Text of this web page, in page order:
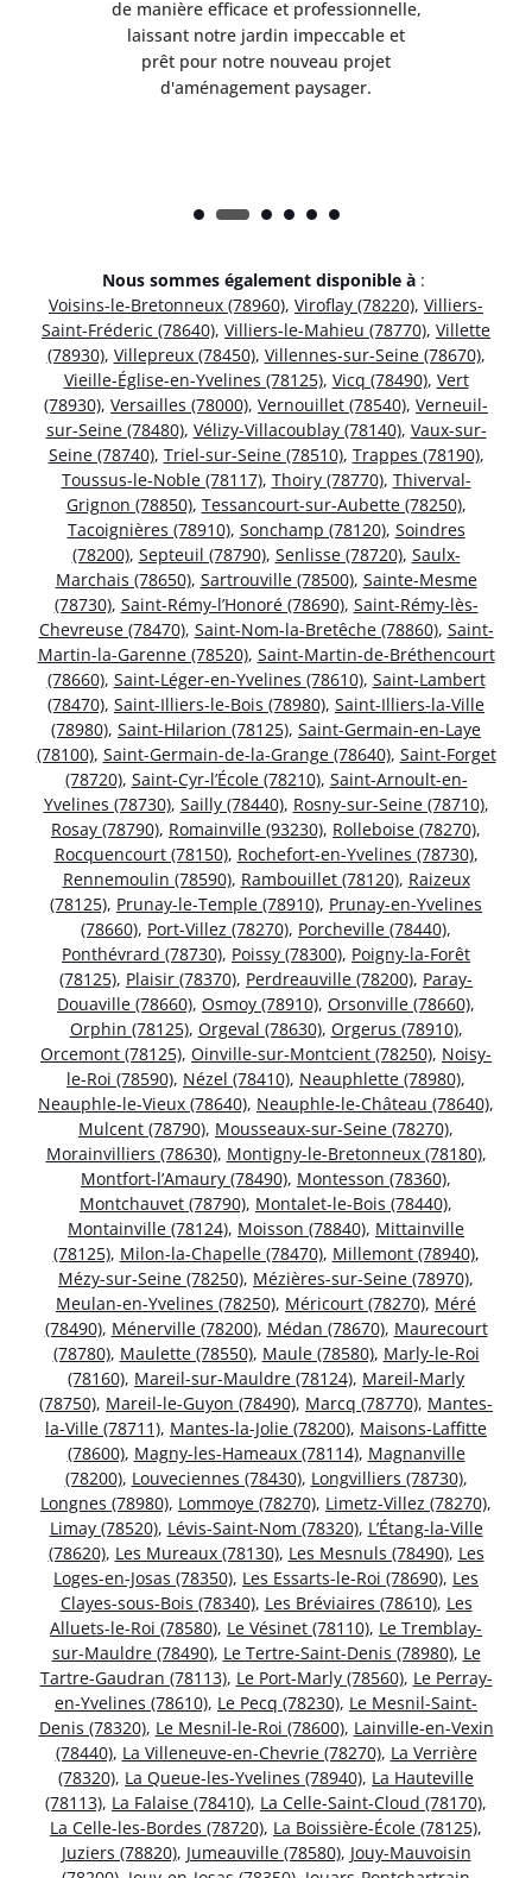
de manière efficace et professionnelle,
laissant notre jardin impeccable et
prêt pour notre nouveau projet
d'aménagement paysager.
Nous sommes également disponible à :
Voisins-le-Bretonneux (78960), Viroflay (78220), Villiers-
Saint-Fréderic (78640), Villiers-le-Mahieu (78770), Villette
(78930), Villepreux (78450), Villennes-sur-Seine (78670),
Vieille-Église-en-Yvelines (78125), Vicq (78490), Vert
(78930), Versailles (78000), Vernouillet (78540), Verneuil-
sur-Seine (78480), Vélizy-Villacoublay (78140), Vaux-sur-
Seine (78740), Triel-sur-Seine (78510), Trappes (78190),
Toussus-le-Noble (78117), Thoiry (78770), Thiverval-
Grignon (78850), Tessancourt-sur-Aubette (78250),
Tacoignières (78910), Sonchamp (78120), Soindres
(78200), Septeuil (78790), Senlisse (78720), Saulx-
Marchais (78650), Sartrouville (78500), Sainte-Mesme
(78730), Saint-Rémy-l’Honoré (78690), Saint-Rémy-lès-
Chevreuse (78470), Saint-Nom-la-Bretêche (78860), Saint-
Martin-la-Garenne (78520), Saint-Martin-de-Bréthencourt
(78660), Saint-Léger-en-Yvelines (78610), Saint-Lambert
(78470), Saint-Illiers-le-Bois (78980), Saint-Illiers-la-Ville
(78980), Saint-Hilarion (78125), Saint-Germain-en-Laye
(78100), Saint-Germain-de-la-Grange (78640), Saint-Forget
(78720), Saint-Cyr-l’École (78210), Saint-Arnoult-en-
Yvelines (78730), Sailly (78440), Rosny-sur-Seine (78710),
Rosay (78790), Romainville (93230), Rolleboise (78270),
Rocquencourt (78150), Rochefort-en-Yvelines (78730),
Rennemoulin (78590), Rambouillet (78120), Raizeux
(78125), Prunay-le-Temple (78910), Prunay-en-Yvelines
(78660), Port-Villez (78270), Porcheville (78440),
Ponthévrard (78730), Poissy (78300), Poigny-la-Forêt
(78125), Plaisir (78370), Perdreauville (78200), Paray-
Douaville (78660), Osmoy (78910), Orsonville (78660),
Orphin (78125), Orgeval (78630), Orgerus (78910),
Orcemont (78125), Oinville-sur-Montcient (78250), Noisy-
le-Roi (78590), Nézel (78410), Neauphlette (78980),
Neauphle-le-Vieux (78640), Neauphle-le-Château (78640),
Mulcent (78790), Mousseaux-sur-Seine (78270),
Morainvilliers (78630), Montigny-le-Bretonneux (78180),
Montfort-l’Amaury (78490), Montesson (78360),
Montchauvet (78790), Montalet-le-Bois (78440),
Montainville (78124), Moisson (78840), Mittainville
(78125), Milon-la-Chapelle (78470), Millemont (78940),
Mézy-sur-Seine (78250), Mézières-sur-Seine (78970),
Meulan-en-Yvelines (78250), Méricourt (78270), Méré
(78490), Ménerville (78200), Médan (78670), Maurecourt
(78780), Maulette (78550), Maule (78580), Marly-le-Roi
(78160), Mareil-sur-Mauldre (78124), Mareil-Marly
(78750), Mareil-le-Guyon (78490), Marcq (78770), Mantes-
la-Ville (78711), Mantes-la-Jolie (78200), Maisons-Laffitte
(78600), Magny-les-Hameaux (78114), Magnanville
(78200), Louveciennes (78430), Longvilliers (78730),
Longnes (78980), Lommoye (78270), Limetz-Villez (78270),
Limay (78520), Lévis-Saint-Nom (78320), L’Étang-la-Ville
(78620), Les Mureaux (78130), Les Mesnuls (78490), Les
Loges-en-Josas (78350), Les Essarts-le-Roi (78690), Les
Clayes-sous-Bois (78340), Les Bréviaires (78610), Les
Alluets-le-Roi (78580), Le Vésinet (78110), Le Tremblay-
sur-Mauldre (78490), Le Tertre-Saint-Denis (78980), Le
Tartre-Gaudran (78113), Le Port-Marly (78560), Le Perray-
en-Yvelines (78610), Le Pecq (78230), Le Mesnil-Saint-
Denis (78320), Le Mesnil-le-Roi (78600), Lainville-en-Vexin
(78440), La Villeneuve-en-Chevrie (78270), La Verrière
(78320), La Queue-les-Yvelines (78940), La Hauteville
(78113), La Falaise (78410), La Celle-Saint-Cloud (78170),
La Celle-les-Bordes (78720), La Boissière-École (78125),
Juziers (78820), Jumeauville (78580), Jouy-Mauvoisin